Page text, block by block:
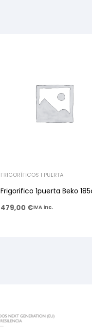
FRIGORÍFICOS 1 PUERTA
Frigorifico 1puerta Beko
479,00 €IVA inc.